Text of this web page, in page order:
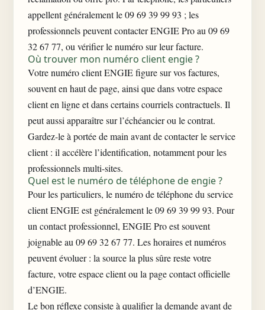
appellent généralement le 09 69 39 99 93 ; les
professionnels peuvent contacter ENGIE Pro au 09 69
32 67 77, ou vérifier le numéro sur leur facture.
Où trouver mon numéro client engie ?
Votre numéro client ENGIE figure sur vos factures,
souvent en haut de page, ainsi que dans votre espace
client en ligne et dans certains courriels contractuels. Il
peut aussi apparaître sur l’échéancier ou le contrat.
Gardez-le à portée de main avant de contacter le service
client : il accélère l’identification, notamment pour les
professionnels multi-sites.
Quel est le numéro de téléphone de engie ?
Pour les particuliers, le numéro de téléphone du service
client ENGIE est généralement le 09 69 39 99 93. Pour
un contact professionnel, ENGIE Pro est souvent
joignable au 09 69 32 67 77. Les horaires et numéros
peuvent évoluer : la source la plus sûre reste votre
facture, votre espace client ou la page contact officielle
d’ENGIE.
Le bon réflexe consiste à qualifier la demande avant de